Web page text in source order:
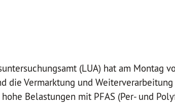
(LUA) hat am Montag
die Vermarktung und
Belastungen mit PFAS (Per- und